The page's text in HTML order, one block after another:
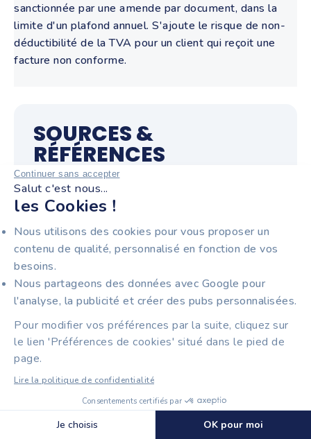
Continuer sans accepter
Salut c'est nous...
les Cookies !
Nous utilisons des cookies pour vous proposer un
contenu de qualité, personnalisé en fonction de vos
besoins.
Nous partageons des données avec Google pour
l'analyse, la publicité et créer des pubs personnalisées.
Pour modifier vos préférences par la suite, cliquez sur
le lien 'Préférences de cookies' situé dans le pied de
page.
Lire la politique de confidentialité
Consentements certifiés par
Je choisis OK pour moi
🍪 Cookies
sanctionnée par une amende par document, dans la
limite d'un plafond annuel. S'ajoute le risque de non-
déductibilité de la TVA pour un client qui reçoit une
facture non conforme.
SOURCES &
RÉFÉRENCES
DGFiP : Annuaire officiel des plateformes
agréées et circuit de transmission des
Code général des impôts : articles 289 bis,
290 B et suivants relatifs à la facturation
électronique ;
Loi de finances pour 2026 : adoption de la
dénomination « plateforme agréée » en
remplacement de « PDP » ;
AIFE : rôle du Portail Public de Facturation,
le secteur public ;
Norme européenne EN 16931 et réseau
Peppol : formats Factur-X, UBL, CII et
interopérabilité internationale.